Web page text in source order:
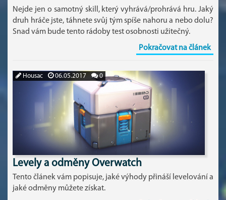
Nejde jen o samotný skill, který vyhrává/prohrává hru. Jaký
druh hráče jste, táhnete svůj tým spíše nahoru a nebo dolu?
Snad vám bude tento rádoby test osobnosti užitečný.
Pokračovat na článek
Housac 06.05.2017 0
Levely a odměny Overwatch
Tento článek vám popisuje, jaké výhody přináší levelování a
jaké odměny můžete získat.